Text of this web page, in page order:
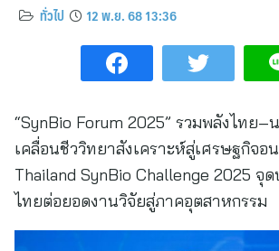
ทั่วไป 12 พ.ย. 68 13:36
“SynBio Forum 2025” รวมพลังไทย
เคลื่อนชีววิทยาสังเคราะห์สู่เศรษฐกิจอ
Thailand SynBio Challenge 2025 จุ
ไทยต่อยอดงานวิจัยสู่ภาคอุตสาหกรรม